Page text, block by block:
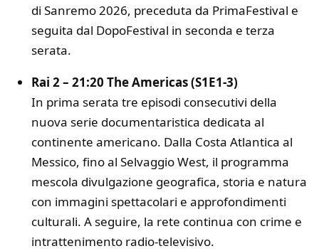
di Sanremo 2026, preceduta da PrimaFestival e
seguita dal DopoFestival in seconda e terza
serata.
Rai 2 – 21:20 The Americas (S1E1-3)
In prima serata tre episodi consecutivi della
nuova serie documentaristica dedicata al
continente americano. Dalla Costa Atlantica al
Messico, fino al Selvaggio West, il programma
mescola divulgazione geografica, storia e natura
con immagini spettacolari e approfondimenti
culturali. A seguire, la rete continua con crime e
intrattenimento radio-televisivo.